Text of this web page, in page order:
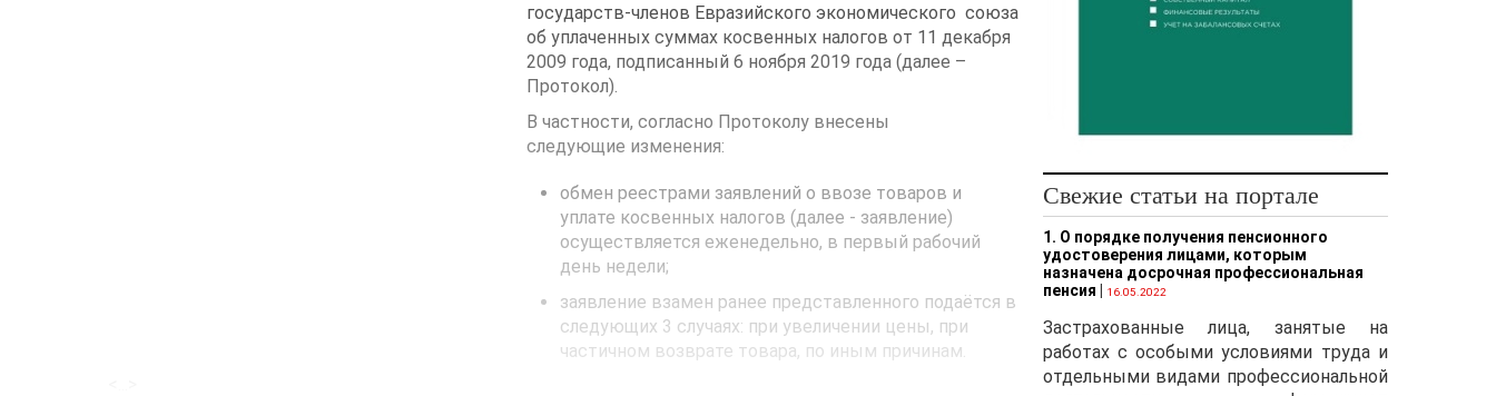
государств-членов Евразийского экономического союза
об уплаченных суммах косвенных налогов от 11 декабря
2009 года, подписанный 6 ноября 2019 года (далее –
Протокол).
В частности, согласно Протоколу внесены
следующие изменения:
обмен реестрами заявлений о ввозе товаров и
уплате косвенных налогов (далее - заявление)
осуществляется еженедельно, в первый рабочий
день недели;
заявление взамен ранее представленного подаётся в
следующих 3 случаях: при увеличении цены, при
частичном возврате товара, по иным причинам.
Свежие статьи на портале
1. О порядке получения пенсионного
удостоверения лицами, которым
назначена досрочная профессиональная
пенсия
16.05.2022
Застрахованные лица, занятые на
работах с особыми условиями труда и
отдельными видами профессиональной